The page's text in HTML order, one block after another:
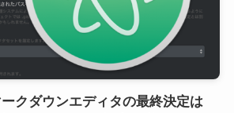
クダウンエディタの最終決定は